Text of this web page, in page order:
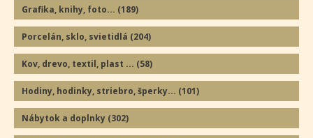
Grafika, knihy, foto... (189)
Porcelán, sklo, svietidlá (204)
Kov, drevo, textil, plast ... (58)
Hodiny, hodinky, striebro, šperky... (101)
Nábytok a doplnky (302)